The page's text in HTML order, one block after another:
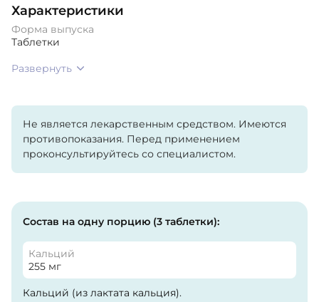
Характеристики
Форма выпуска
Таблетки
Развернуть
Не является лекарственным средством. Имеются
противопоказания. Перед применением
проконсультируйтесь со специалистом.
Состав на одну порцию (3 таблетки):
Кальций
255 мг
Кальций (из лактата кальция).